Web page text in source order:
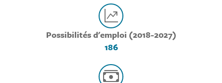
Possibilités d'emploi (2018-2027)
186